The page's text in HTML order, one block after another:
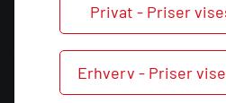
Privat - Priser
Erhverv - Priser
KONTAKT
Smøremanden A/S
CVR: 39683717
Søndergården 3